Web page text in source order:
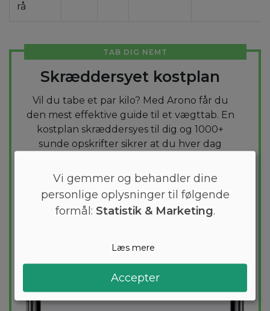
rå
TAB DIG NEMT
Skræddersyet kostplan
Vil du tabe et par kilo? Med Arono får du
den mest effektive guide til et vægttab. En
kostplan skræddersyes til dig og 1000+
sunde opskrifter sikrer at du hver dag
PRØV GRATIS
Vi gemmer og behandler dine
personlige oplysninger til følgende
formål: Statistik & Marketing.
Læs mere
Accepter